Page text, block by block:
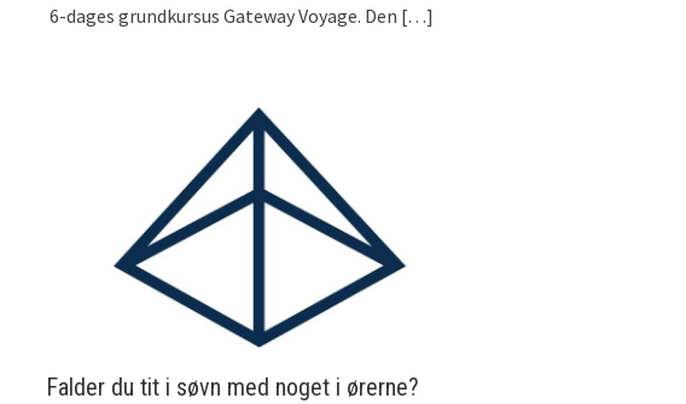
6-dages grundkursus Gateway Voyage. Den […]
Falder du tit i søvn med noget i ørerne?